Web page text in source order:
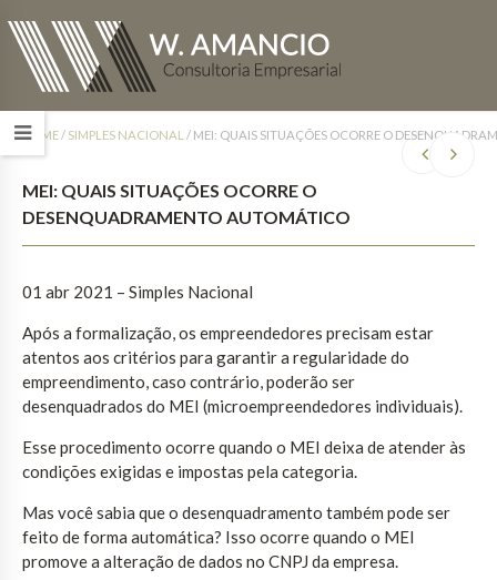
HOME/ SIMPLES NACIONAL / MEI: QUAIS SITUAÇÕES OCORRE O
MEI: QUAIS SITUAÇÕES OCORRE O
DESENQUADRAMENTO AUTOMÁTICO
01 abr 2021 – Simples Nacional
Após a formalização, os empreendedores precisam estar
atentos aos critérios para garantir a regularidade do
empreendimento, caso contrário, poderão ser
desenquadrados do MEI (microempreendedores individuais).
Esse procedimento ocorre quando o MEI deixa de atender às
condições exigidas e impostas pela categoria.
Mas você sabia que o desenquadramento também pode ser
feito de forma automática? Isso ocorre quando o MEI
promove a alteração de dados no CNPJ da empresa.